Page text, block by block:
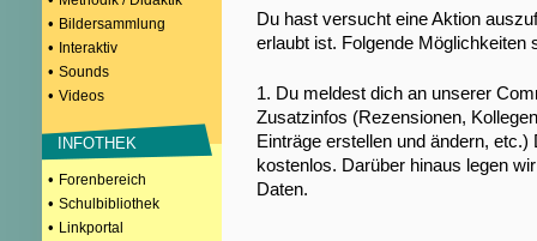
• Bildersammlung
• Interaktiv
• Sounds
• Videos
INFOTHEK
• Forenbereich
• Schulbibliothek
• Linkportal
Du hast versucht eine Aktion
erlaubt ist. Folgende Möglichkeiten
1. Du meldest dich an unserer
Zusatzinfos (Rezensionen,
Einträge erstellen und ändern,
kostenlos. Darüber hinaus legen
Daten.